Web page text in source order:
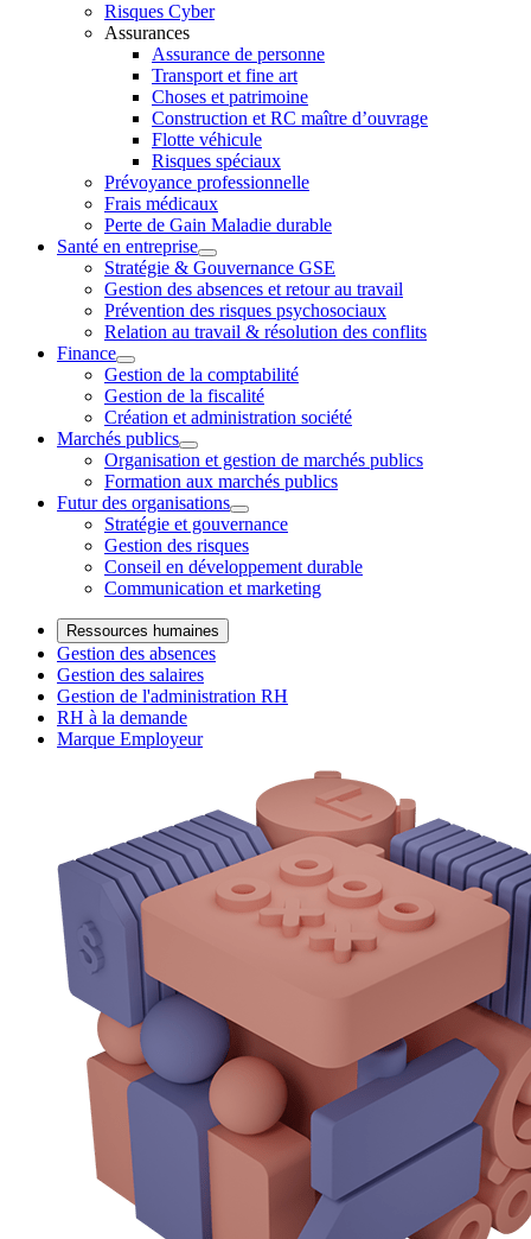
Risques Cyber
Assurances
Assurance de personne
Transport et fine art
Choses et patrimoine
Construction et RC maître d’ouvrage
Flotte véhicule
Risques spéciaux
Prévoyance professionnelle
Frais médicaux
Perte de Gain Maladie durable
Santé en entreprise
Stratégie & Gouvernance GSE
Gestion des absences et retour au travail
Prévention des risques psychosociaux
Relation au travail & résolution des conflits
Finance
Gestion de la comptabilité
Gestion de la fiscalité
Création et administration société
Marchés publics
Organisation et gestion de marchés publics
Formation aux marchés publics
Futur des organisations
Stratégie et gouvernance
Gestion des risques
Conseil en développement durable
Communication et marketing
Ressources humaines
Gestion des absences
Gestion des salaires
Gestion de l'administration RH
RH à la demande
Marque Employeur